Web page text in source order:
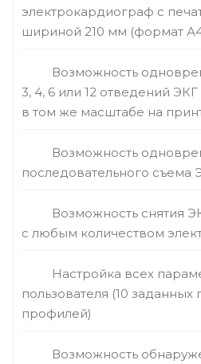
электрокардиограф с
шириной 210 мм (формат
Возможность
3, 4, 6 или 12 отведений
в том же масштабе на
Возможность
последовательного съема
Возможность снятия
с любым количеством
Настройка всех
пользователя (10 заданных
профилей)
Возможность